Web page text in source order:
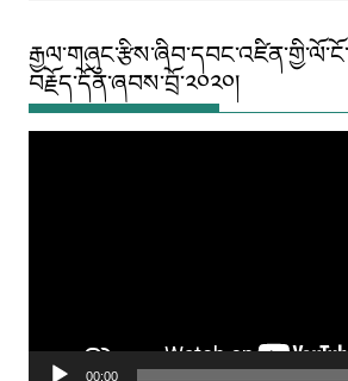
བརྗོད་དོན་ཞབས་བྲོ་༢༠༢༠།
00:00